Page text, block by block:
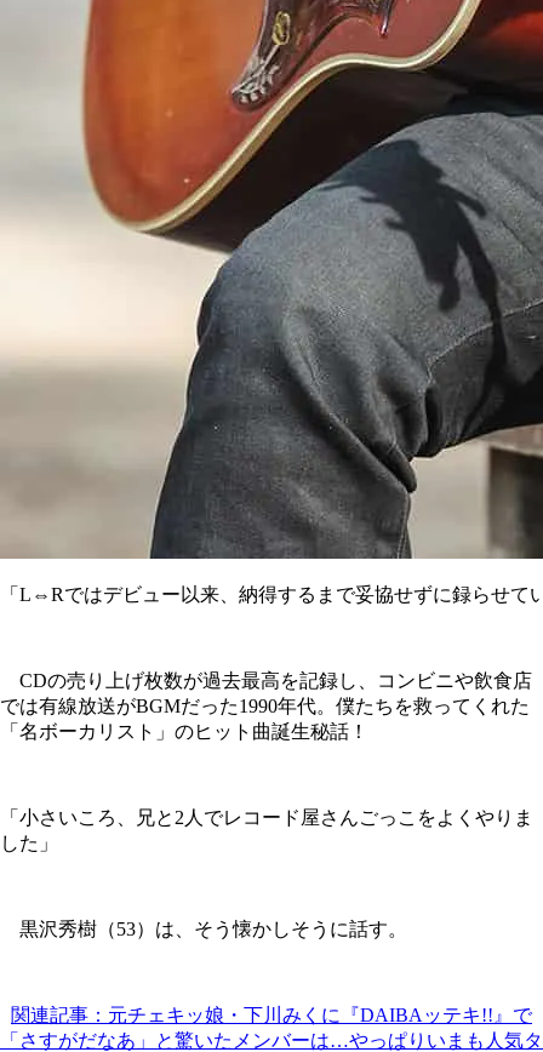
「L⇔Rではデビュー以来、納得するまで妥協せずに録らせ
CDの売り上げ枚数が過去最高を記録し、コンビニや飲食店
では有線放送がBGMだった1990年代。僕たちを救ってくれた
「名ボーカリスト」のヒット曲誕生秘話！
「小さいころ、兄と2人でレコード屋さんごっこをよくやりま
した」
黒沢秀樹（53）は、そう懐かしそうに話す。
関連記事：元チェキッ娘・下川みくに『DAIBAッテキ!!』で
「さすがだなあ」と驚いたメンバーは…やっぱりいまも人気タ